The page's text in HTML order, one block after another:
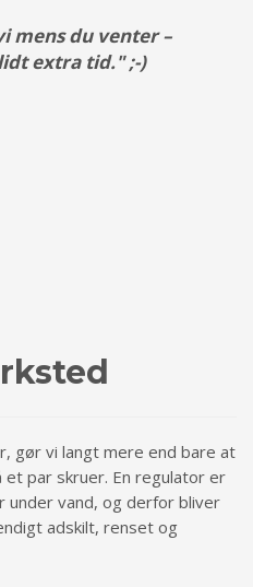
mens du venter –
extra tid." ;-)
gør vi langt mere end bare at
par skruer. En regulator er
vand, og derfor bliver
adskilt, renset og